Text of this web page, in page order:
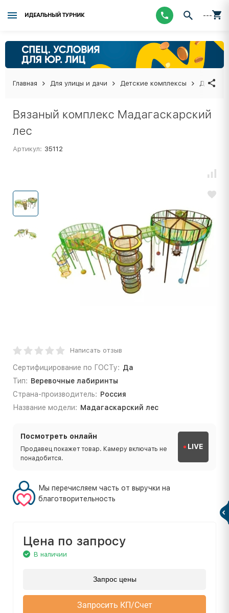
ИДЕАЛЬНЫЙ ТУРНИК ---
Главная Для улицы и дачи Детские комплексы
Вязаный комплекс Мадагаскарский
лес
Артикул: 35112
Написать отзыв
Сертифицирование по ГОСТу: Да
Тип: Веревочные лабиринты
Страна-производитель: Россия
Название модели: Мадагаскарский лес
Посмотреть онлайн
Продавец покажет товар. Камеру включать не
понадобится.
LIVE
Мы перечисляем часть от выручки на
благотворительность
Цена по запросу
В наличии
Запрос цены
Запросить КП/Счет